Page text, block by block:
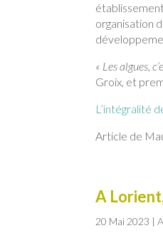
organisation
« Les algues,
Groix, et
L’intégralité
Article de
A
20 Mai 2023 |